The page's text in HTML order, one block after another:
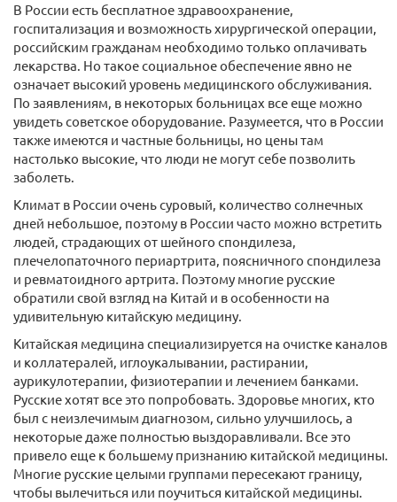
В России есть бесплатное здравоохранение,
госпитализация и возможность хирургической операции,
российским гражданам необходимо только оплачивать
лекарства. Но такое социальное обеспечение явно не
означает высокий уровень медицинского обслуживания.
По заявлениям, в некоторых больницах все еще можно
увидеть советское оборудование. Разумеется, что в России
также имеются и частные больницы, но цены там
настолько высокие, что люди не могут себе позволить
заболеть.
Климат в России очень суровый, количество солнечных
дней небольшое, поэтому в России часто можно встретить
людей, страдающих от шейного спондилеза,
плечелопаточного периартрита, поясничного спондилеза
и ревматоидного артрита. Поэтому многие русские
обратили свой взгляд на Китай и в особенности на
удивительную китайскую медицину.
Китайская медицина специализируется на очистке каналов
и коллатералей, иглоукалывании, растирании,
аурикулотерапии, физиотерапии и лечением банками.
Русские хотят все это попробовать. Здоровье многих, кто
был с неизлечимым диагнозом, сильно улучшилось, а
некоторые даже полностью выздоравливали. Все это
привело еще к большему признанию китайской медицины.
Многие русские целыми группами пересекают границу,
чтобы вылечиться или поучиться китайской медицины.